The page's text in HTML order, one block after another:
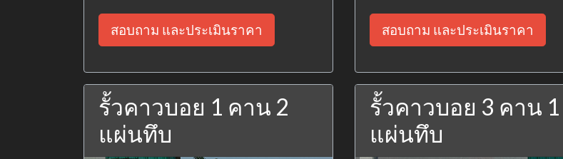
สอบถาม และประเมินราคา สอบถาม และประเมินราคา
รั้วคาวบอย 1 คาน 2
แผ่นทึบ
รั้วคาวบอย 3 คาน 1
แผ่นทึบ